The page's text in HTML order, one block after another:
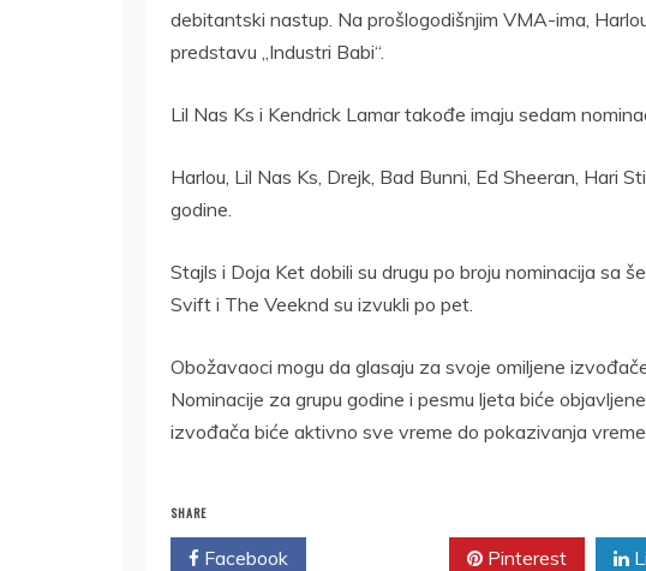
debitantski nastup. Na prošlogodišnjim VMA-ima,
predstavu „Industri Babi“.
Lil Nas Ks i Kendrick Lamar takođe imaju sedam
Harlou, Lil Nas Ks, Drejk, Bad Bunni, Ed Sheeran, Hari
godine.
Stajls i Doja Ket dobili su drugu po broju nominacija sa
Svift i The Veeknd su izvukli po pet.
Obožavaoci mogu da glasaju za svoje omiljene
Nominacije za grupu godine i pesmu ljeta biće
izvođača biće aktivno sve vreme do pokazivanja
SHARE
Facebook Pinterest